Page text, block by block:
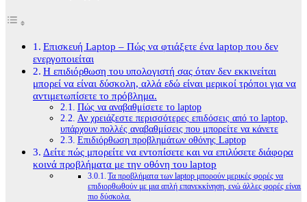
Επισκευή Laptop – Πώς να φτιάξετε ένα laptop που δεν
ενεργοποιείται
Η επιδιόρθωση του υπολογιστή σας όταν δεν εκκινείται
μπορεί να είναι δύσκολη, αλλά εδώ είναι μερικοί τρόποι για να
αντιμετωπίσετε το πρόβλημα.
Πώς να αναβαθμίσετε το laptop
Αν χρειάζεστε περισσότερες επιδόσεις από το laptop,
υπάρχουν πολλές αναβαθμίσεις που μπορείτε να κάνετε
Επιδιόρθωση προβλημάτων οθόνης Laptop
Δείτε πώς μπορείτε να εντοπίσετε και να επιλύσετε διάφορα
κοινά προβλήματα με την οθόνη του laptop
Τα προβλήματα των laptop μπορούν μερικές φορές να
επιδιορθωθούν με μια απλή επανεκκίνηση, ενώ άλλες φορές είναι
πιο δύσκολα.